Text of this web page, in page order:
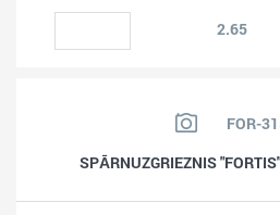
2.65
FOR-
SPĀRNUZGRIEZNIS